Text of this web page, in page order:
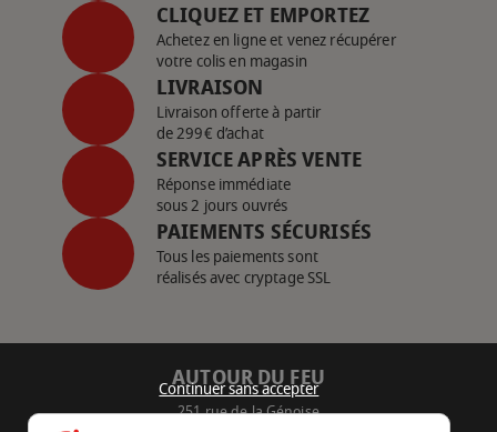
CLIQUEZ ET EMPORTEZ
Achetez en ligne et venez récupérer
votre colis en magasin
LIVRAISON
Livraison offerte à partir
de 299€ d’achat
SERVICE APRÈS VENTE
Réponse immédiate
sous 2 jours ouvrés
PAIEMENTS SÉCURISÉS
Tous les paiements sont
réalisés avec cryptage SSL
AUTOUR DU FEU
251 rue de la Génoise
Continuer sans accepter